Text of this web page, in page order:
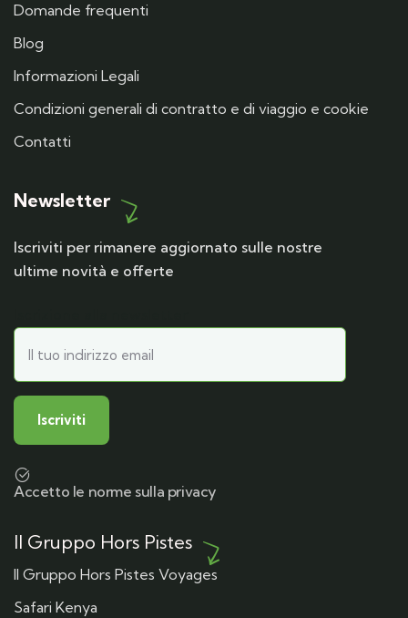
Domande frequenti
Blog
Informazioni Legali
Condizioni generali di contratto e di viaggio e cookie
Contatti
Newsletter
Iscriviti per rimanere aggiornato sulle nostre
ultime novità e offerte
Accetto le norme sulla privacy
Il Gruppo Hors Pistes
Il Gruppo Hors Pistes Voyages
Safari Kenya